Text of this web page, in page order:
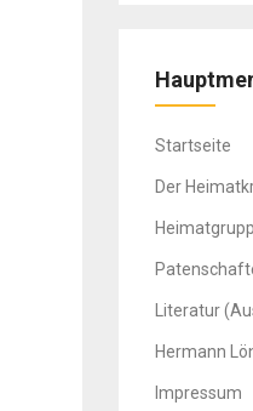
Startseite
Der
Literatur
Hermann
Impressum